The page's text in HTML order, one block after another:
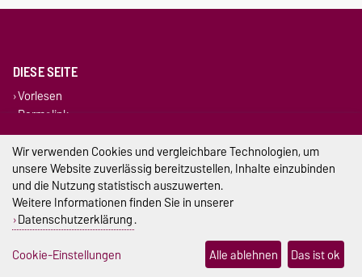
DIESE SEITE
Vorlesen
Permalink
Impressum
Datenschutz
Cookie-Einstellungen
Wir verwenden Cookies und vergleichbare Technologien, um
unsere Website zuverlässig bereitzustellen, Inhalte einzubinden
und die Nutzung statistisch auszuwerten.
Weitere Informationen finden Sie in unserer
Datenschutzerklärung.
Cookie-Einstellungen
Alle ablehnen Das ist ok